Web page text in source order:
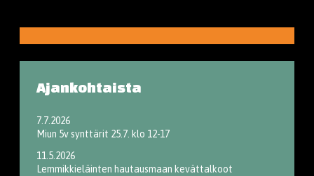
Ajankohtaista
7.7.2026
Miun 5v synttärit 25.7. klo 12-17
11.5.2026
Lemmikkieläinten hautausmaan kevättalkoot